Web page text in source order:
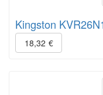
Kingston
18,32 €